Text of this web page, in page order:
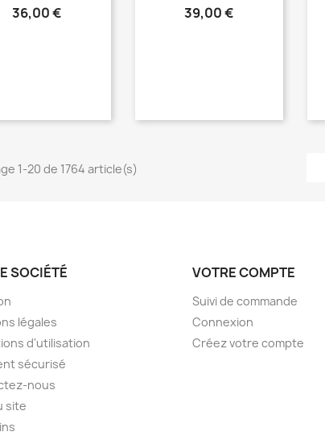
36,00 € 39,00 €
1-20 de 1764 article(s)
SOCIÉTÉ
légales
d'utilisation
sécurisé
nous
site
VOTRE COMPTE
Suivi de commande
Connexion
Créez votre compte